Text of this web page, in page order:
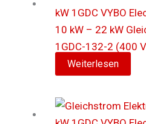
10 kW – 22 kW
1GDC-132-2 (400
Weiterlesen